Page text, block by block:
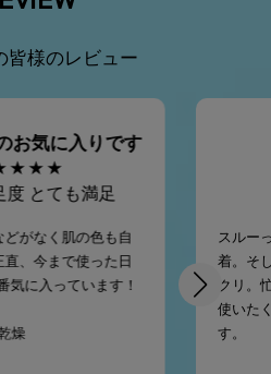
皆様のレビュー
お気に入りです
★ ★ ★
度 とても満足
がなく肌の色も自
、今まで使った日
気に入っています！
燥
スルー
着。そ
クリ。
使いた
す。